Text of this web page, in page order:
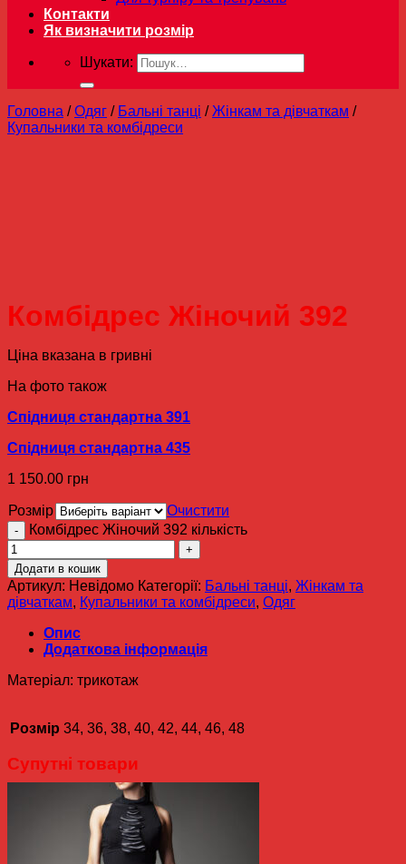
Контакти
Як визначити розмір
Шукати:
Головна / Одяг / Бальні танці / Жінкам та дівчаткам /
Купальники та комбідреси
Комбідрес Жіночий 392
Ціна вказана в гривні
На фото також
Спідниця стандартна 391
Спідниця стандартна 435
1 150.00 грн
Розмір
Очистити
Комбідрес Жіночий 392 кількість
Додати в кошик
Артикул: Невідомо Категорії: Бальні танці, Жінкам та
дівчаткам, Купальники та комбідреси, Одяг
Опис
Додаткова інформація
Матеріал: трикотаж
Розмір 34, 36, 38, 40, 42, 44, 46, 48
Супутні товари